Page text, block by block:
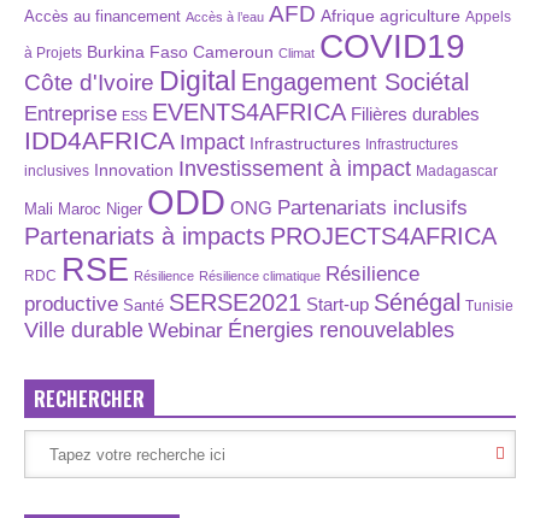
Accès au financement Accès à l’eau AFD Afrique agriculture Appels
à Projets Burkina Faso Cameroun Climat COVID19
Côte d'Ivoire Digital Engagement Sociétal
Entreprise ESS EVENTS4AFRICA Filières durables
IDD4AFRICA Impact Infrastructures Infrastructures
inclusives Innovation Investissement à impact Madagascar
Mali Maroc Niger ODD ONG Partenariats inclusifs
Partenariats à impacts PROJECTS4AFRICA
RDC RSE Résilience Résilience climatique Résilience
productive Santé SERSE2021 Start-up Sénégal Tunisie
Ville durable Webinar Énergies renouvelables
RECHERCHER